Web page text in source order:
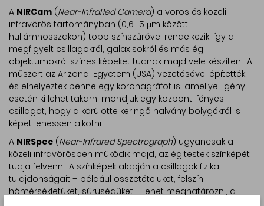
A NIRCam (Near-InfraRed Camera) a vörös és közeli
infravörös tartományban (0,6–5 μm közötti
hullámhosszakon) több színszűrővel rendelkezik, így a
megfigyelt csillagokról, galaxisokról és más égi
objektumokról színes képeket tudnak majd vele készíteni. A
műszert az Arizonai Egyetem (USA) vezetésével építették,
és elhelyeztek benne egy koronagráfot is, amellyel igény
esetén ki lehet takarni mondjuk egy központi fényes
csillagot, hogy a körülötte keringő halvány bolygókról is
képet lehessen alkotni.
A NIRSpec (Near-Infrared Spectrograph) ugyancsak a
közeli infravörösben működik majd, az égitestek színképét
tudja felvenni. A színképek alapján a csillagok fizikai
tulajdonságait – például összetételüket, felszíni
hőmérsékletüket, sűrűségüket – lehet meghatározni, a